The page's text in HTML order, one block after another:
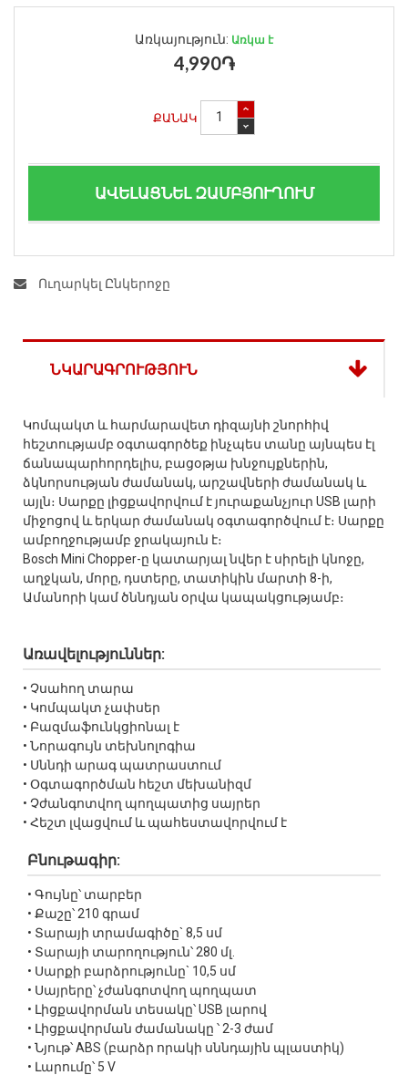
Առկայություն: Առկա է
4,990֏
ՔԱՆԱԿ
ԱՎԵԼԱՑՆԵԼ ԶԱՄԲՅՈՒՂՈՒՄ
Ուղարկել Ընկերոջը
ՆԿԱՐԱԳՐՈՒԹՅՈՒՆ
Կոմպակտ և հարմարավետ դիզայնի շնորհիվ
հեշտությամբ օգտագործեք ինչպես տանը այնպես էլ
ճանապարհորդելիս, բացօթյա խնջույքներին,
ձկնորսության ժամանակ, արշավների ժամանակ և
այլն։ Սարքը լիցքավորվում է յուրաքանչյուր USB լարի
միջոցով և երկար ժամանակ օգտագործվում է։ Սարքը
ամբողջությամբ ջրակայուն է։
Bosch Mini Chopper-ը կատարյալ նվեր է սիրելի կնոջը,
աղջկան, մորը, դստերը, տատիկին մարտի 8-ի,
Ամանորի կամ ծննդյան օրվա կապակցությամբ։
Առավելություններ:
• Չսահող տարա
• Կոմպակտ չափսեր
• Բազմաֆունկցիոնալ է
• Նորագույն տեխնոլոգիա
• Սննդի արագ պատրաստում
• Օգտագործման հեշտ մեխանիզմ
• Չժանգոտվող պողպատից սայրեր
• Հեշտ լվացվում և պահեստավորվում է
Բնութագիր:
• Գույնը՝ տարբեր
• Քաշը՝ 210 գրամ
• Տարայի տրամագիծը` 8,5 սմ
• Տարայի տարողություն՝ 280 մլ.
• Սարքի բարձրությունը` 10,5 սմ
• Սայրերը՝ չժանգոտվող պողպատ
• Լիցքավորման տեսակը՝ USB լարով
• Լիցքավորման ժամանակը ՝ 2-3 ժամ
• Նյութ՝ ABS (բարձր որակի սննդային պլաստիկ)
• Լարումը՝ 5 V